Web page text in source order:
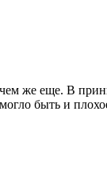
же еще. В
быть и